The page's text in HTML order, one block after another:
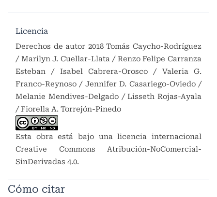
Licencia
Derechos de autor 2018 Tomás Caycho-Rodríguez
/ Marilyn J. Cuellar-Llata / Renzo Felipe Carranza
Esteban / Isabel Cabrera-Orosco / Valeria G.
Franco-Reynoso / Jennifer D. Casariego-Oviedo /
Melanie Mendives-Delgado / Lisseth Rojas-Ayala
/ Fiorella A. Torrejón-Pinedo
Esta obra está bajo una licencia internacional
Creative Commons Atribución-NoComercial-
SinDerivadas 4.0.
Cómo citar